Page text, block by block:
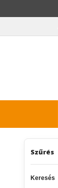
Szűrés
Keresés